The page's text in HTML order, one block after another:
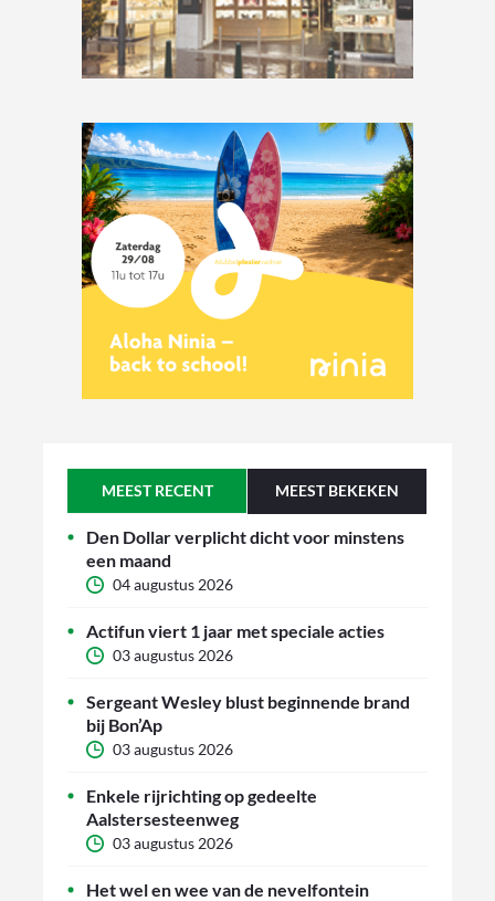
MEEST RECENT MEEST BEKEKEN
Den Dollar verplicht dicht voor minstens
een maand
04 augustus 2026
Actifun viert 1 jaar met speciale acties
03 augustus 2026
Sergeant Wesley blust beginnende brand
bij Bon’Ap
03 augustus 2026
Enkele rijrichting op gedeelte
Aalstersesteenweg
03 augustus 2026
Het wel en wee van de nevelfontein